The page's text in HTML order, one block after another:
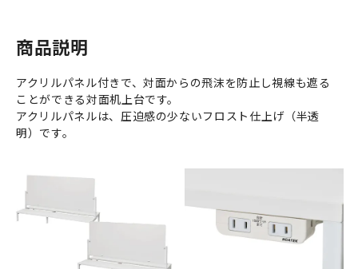
商品説明
アクリルパネル付きで、対面からの飛沫を防止し視線も遮る
ことができる対面机上台です。
アクリルパネルは、圧迫感の少ないフロスト仕上げ（半透
明）です。